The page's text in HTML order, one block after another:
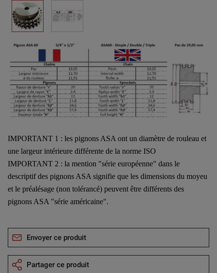
IMPORTANT 1 : les pignons ASA ont un diamètre de rouleau et
une largeur intérieure différente de la norme ISO
IMPORTANT 2 : la mention "série européenne" dans le
descriptif des pignons ASA signifie que les dimensions du moyeu
et le préalésage (non tolérancé) peuvent être différents des
pignons ASA "série américaine".
Envoyer ce produit
Partager ce produit